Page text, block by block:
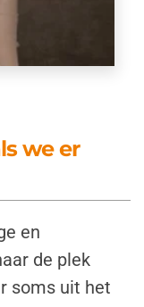
we er
en
de plek
soms uit het